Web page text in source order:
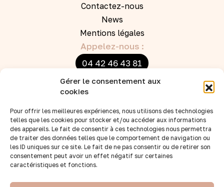
Gérer le consentement aux
cookies
Pour offrir les meilleures expériences, nous utilisons des technologies
telles que les cookies pour stocker et/ou accéder aux informations
des appareils. Le fait de consentir à ces technologies nous permettra
de traiter des données telles que le comportement de navigation ou
les ID uniques sur ce site. Le fait de ne pas consentir ou de retirer son
consentement peut avoir un effet négatif sur certaines
caractéristiques et fonctions.
Contactez-nous
News
Mentions légales
Appelez-nous :
04 42 46 43 81
Ecrivez-nous :
INFOS CLIENTS
La carte cadeau BB&Co
La liste de naissance
Expéditions et modes de livraison